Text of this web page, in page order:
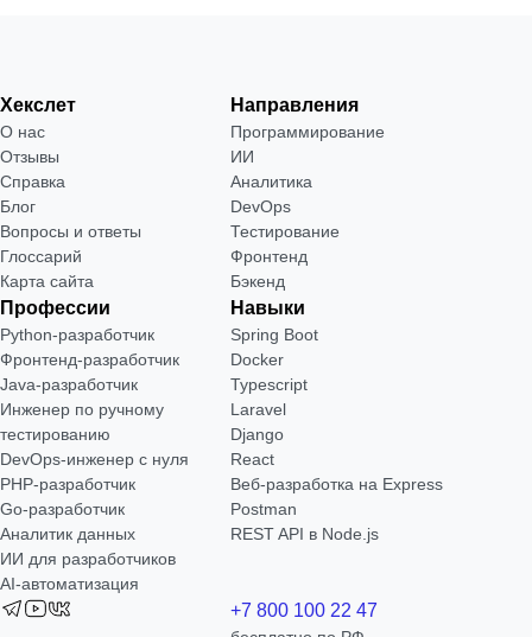
Хекслет
О нас
Отзывы
Справка
Блог
Вопросы и ответы
Глоссарий
Карта сайта
Направления
Программирование
ИИ
Аналитика
DevOps
Тестирование
Фронтенд
Бэкенд
Профессии
Python-разработчик
Фронтенд-разработчик
Java-разработчик
Инженер по ручному
тестированию
DevOps-инженер с нуля
РНР-разработчик
Go-разработчик
Аналитик данных
ИИ для разработчиков
AI-автоматизация
Навыки
Spring Boot
Docker
Typescript
Laravel
Django
React
Веб-разработка на Express
Postman
REST API в Node.js
+7 800 100 22 47